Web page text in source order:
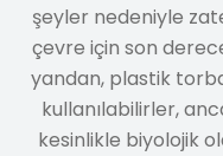
şeyler nedeniyle
çevre için son
yandan, plastik
kullanılabilirler,
kesinlikle biyolojik